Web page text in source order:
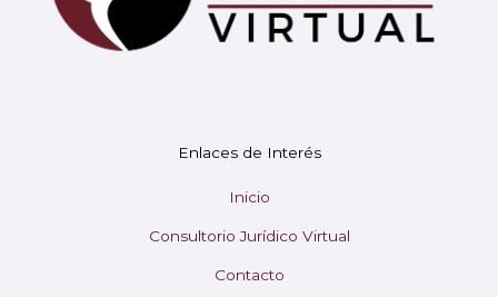
Enlaces de Interés
Inicio
Consultorio Jurídico Virtual
Contacto